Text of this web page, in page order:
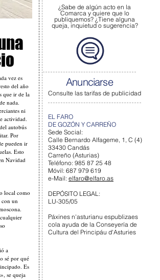
vez es
del año
que ir de la
nada.
ni
actividad.
autobús
Por
pueden ir
Esto
Navidad
local como
con un
a
sé por qué
Es
se queja
¿Sabe de algún acto en la
Comarca y quiere que lo
publiquemos? ¿Tiene alguna
queja, inquietud o sugerencia?
Anunciarse
Consulte las tarifas de publicidad
EL FARO
DE GOZÓN Y CARREÑO
Sede Social:
Calle Bernardo Alfageme, 1, C (4)
33430 Candás
Carreño (Asturias)
Teléfono: 985 87 25 48
Móvil: 687 979 619
e-Mail: elfaro@elfaro.as
DEPÓSITO LEGAL:
LU-305/05
Páxines n'asturianu espublizaes
cola ayuda de la Conseyería de
Cultura del Principáu d'Asturies